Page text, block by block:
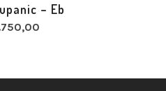
– Eb